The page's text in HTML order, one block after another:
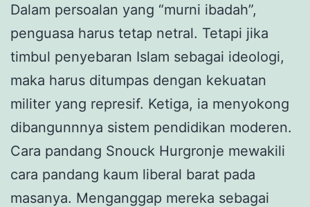
Dalam persoalan yang “murni ibadah”,
penguasa harus tetap netral. Tetapi jika
timbul penyebaran Islam sebagai ideologi,
maka harus ditumpas dengan kekuatan
militer yang represif. Ketiga, ia menyokong
dibangunnnya sistem pendidikan moderen.
Cara pandang Snouck Hurgronje mewakili
cara pandang kaum liberal barat pada
masanya. Menganggap mereka sebagai